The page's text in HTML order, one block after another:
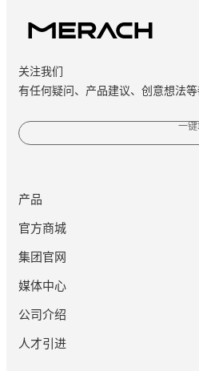
关注我们
有任何疑问、产品建议、创意想法等
一键
产品
官方商城
集团官网
媒体中心
公司介绍
人才引进